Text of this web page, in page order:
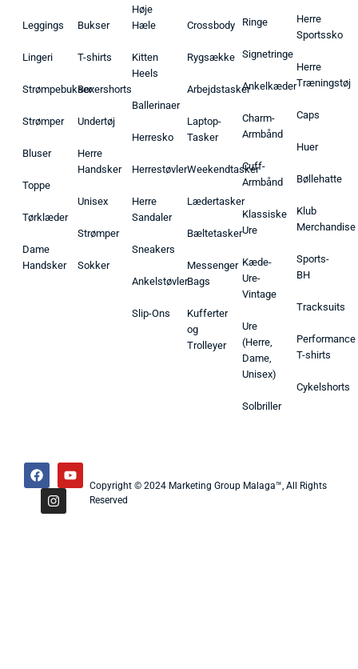
Leggings
Lingeri
Strømpebukser
Strømper
Bluser
Toppe
Tørklæder
Dame
Handsker
Bukser
T-shirts
Boxershorts
Undertøj
Herre
Handsker
Unisex
Strømper
Sokker
Høje
Hæle
Kitten
Heels
Ballerinaer
Herresko
Herrestøvler
Herre
Sandaler
Sneakers
Ankelstøvler
Slip-Ons
Crossbody
Rygsække
Arbejdstasker
Laptop-
Tasker
Weekendtasker
Lædertasker
Bæltetasker
Messenger
Bags
Kufferter
og
Trolleyer
Ringe
Signetringe
Ankelkæder
Charm-
Armbånd
Cuff-
Armbånd
Klassiske
Ure
Kæde-
Ure-
Vintage
Ure
(Herre,
Dame,
Unisex)
Solbriller
Herre
Sportssko
Herre
Træningstøj
Caps
Huer
Bøllehatte
Klub
Merchandise
Sports-
BH
Tracksuits
Performance
T-shirts
Cykelshorts
Copyright © 2024 Marketing Group Malaga™, All Rights
Reserved